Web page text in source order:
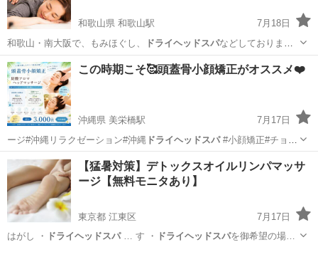
和歌山県 和歌山駅
7月18日
和歌山・南大阪で、もみほぐし、
ドライヘッドスパなどしておりま
す。 60分30…
和歌山 和歌山市 和歌山駅 マッサージ サロン
この時期こそ🥰頭蓋骨小顔矯正がオススメ❤️
沖縄県 美栄橋駅
7月17日
ージ#沖縄リラクゼーション#沖縄 ドライヘッドスパ#小顔矯正#チョイ
サロンキング…
沖縄 宜野湾市 美栄橋駅 その他
【猛暑対策】デトックスオイルリンパマッサ
ージ【無料モニタあり】
東京都 江東区
7月17日
はがし ・
ドライヘッドスパ … す ・ ドライヘッドスパを御希望の場…